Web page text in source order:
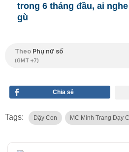
trong 6 tháng đầu, ai
gù
Theo Phụ nữ số
(GMT +7)
Chia sẻ
Tags: Dậy Con MC Minh Trang Dạy